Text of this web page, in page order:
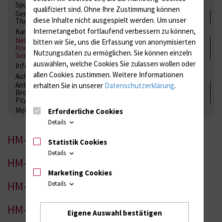
Spurenelemente
Säuren-Basen-Status
Gerinnung / Gerinnungsaktivierung / Gerinnungsfaktoren /
Thrombozytenfunktion / Antikoagulation
Kardiale Marker
Tumormarker
Interleukine
Nebenniere / Niere; Nebenschilddrüse ( Ca-Stoffwechsel /
Knochen; Hypophyse / Wachstum; Gestroinaltrakt / Vitamine;
Gonaden / Zyklus / Sterilität
Infektionsserologie
Allergiediagnostik
Immunologie
Autoimmundiagnostik
Antibiotika, Zystostatika, Immunsuppressiva, Amaleptika,
Bronchospasmolytika, Antiepileptika, Kardiaka,
Psychpharmaka
Molekulare Diagnostik
HM-1
HM-2
HM-3
HM-4
qualifiziert sind. Ohne Ihre Zustimmung können
diese Inhalte nicht ausgespielt werden. Um unser
Internetangebot fortlaufend verbessern zu können,
bitten wir Sie, uns die Erfassung von anonymisierten
Nutzungsdaten zu ermöglichen. Sie können einzeln
auswählen, welche Cookies Sie zulassen wollen oder
allen Cookies zustimmen. Weitere Informationen
erhalten Sie in unserer Datenschutzerklärung.
Erforderliche Cookies
Details
Statistik Cookies
Details
Marketing Cookies
Details
Eigene Auswahl bestätigen